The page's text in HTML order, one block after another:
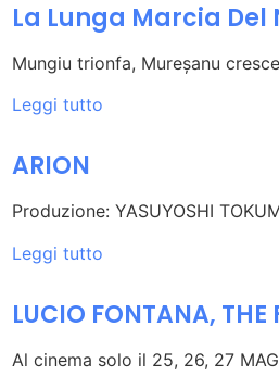
La Lunga Marcia Del
Mungiu trionfa, Mureșanu
Leggi tutto
ARION
Produzione: YASUYOSHI
Leggi tutto
LUCIO FONTANA, THE
Al cinema solo il 25, 26, 27